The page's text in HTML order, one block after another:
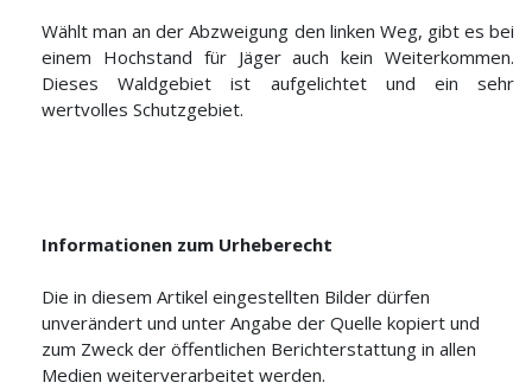
Wählt man an der Abzweigung den linken Weg, gibt es bei
einem Hochstand für Jäger auch kein Weiterkommen.
Dieses Waldgebiet ist aufgelichtet und ein sehr
wertvolles Schutzgebiet.
Informationen zum Urheberecht
Die in diesem Artikel eingestellten Bilder dürfen
unverändert und unter Angabe der Quelle kopiert und
zum Zweck der öffentlichen Berichterstattung in allen
Medien weiterverarbeitet werden.